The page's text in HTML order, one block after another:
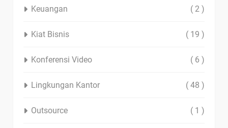
Keuangan ( 2 )
Kiat Bisnis ( 19 )
Konferensi Video ( 6 )
Lingkungan Kantor ( 48 )
Outsource ( 1 )